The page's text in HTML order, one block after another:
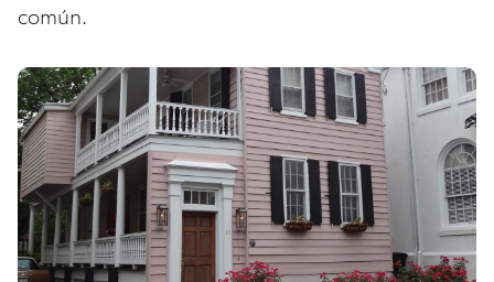
común.